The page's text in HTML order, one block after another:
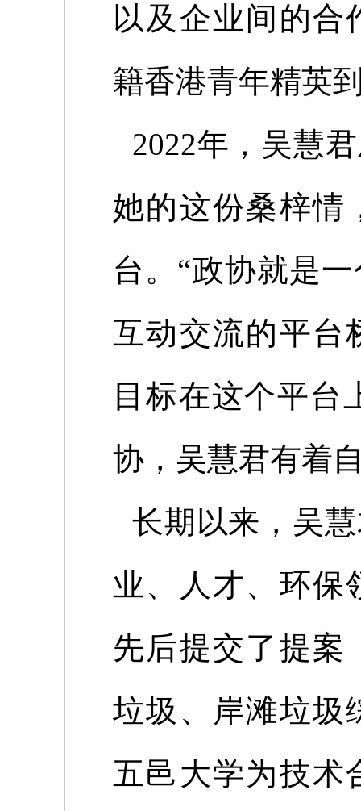
以及企业间的合
籍香港青年精英
2022年，吴慧
她的这份桑梓情
台。“政协就是
互动交流的平台
目标在这个平台
协，吴慧君有着
长期以来，吴
业、人才、环保
先后提交了提案
垃圾、岸滩垃圾
五邑大学为技术